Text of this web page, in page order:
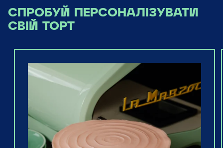
СПРОБУЙ ПЕРСОНАЛІЗУВАТИ
СВІЙ ТОРТ